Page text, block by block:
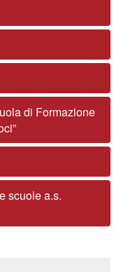
di Formazione
scuole a.s.